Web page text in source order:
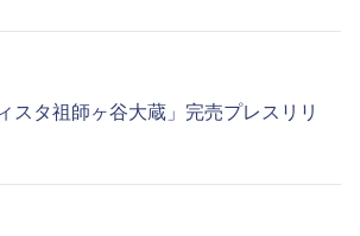
スタ祖師ヶ谷大蔵」完売プレスリリ